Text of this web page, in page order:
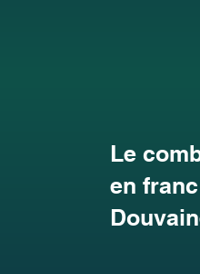
Le
en